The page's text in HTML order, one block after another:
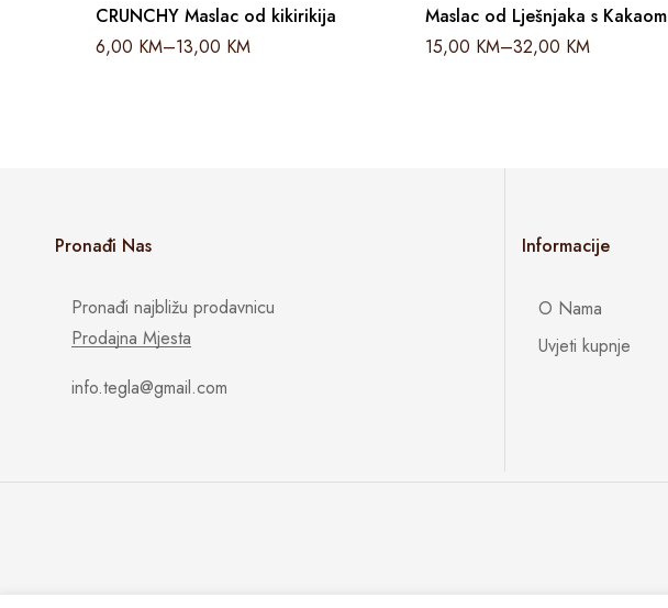
CRUNCHY Maslac od kikirikija
6,00 KM–13,00 KM
Maslac od Lješnjaka s Kakaom
15,00 KM–32,00 KM
Pronađi Nas
Pronađi najbližu prodavnicu
Prodajna Mjesta
info.tegla@gmail.com
Informacije
O Nama
Uvjeti kupnje